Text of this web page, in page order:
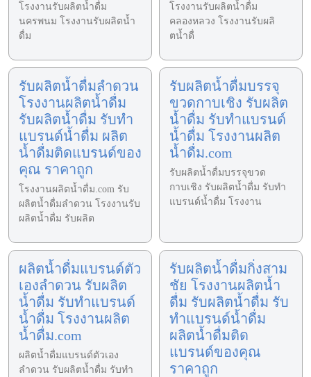
โรงงานรับผลิตน้ำดื่ม
นครพนม โรงงานรับผลิตน้ำ
ดื่ม
โรงงานรับผลิตน้ำดื่ม
คลองหลวง โรงงานรับผลิ
ตน้ำดื่
รับผลิตน้ำดื่มลำดวน
โรงงานผลิตน้ำดื่ม
รับผลิตน้ำดื่ม รับทำ
แบรนด์น้ำดื่ม ผลิต
น้ำดื่มติดแบรนด์ของ
คุณ ราคาถูก
โรงงานผลิตน้ำดื่ม.com รับ
ผลิตน้ำดื่มลำดวน โรงงานรับ
ผลิตน้ำดื่ม รับผลิต
รับผลิตน้ำดื่มบรรจุ
ขวดกาบเชิง รับผลิต
น้ำดื่ม รับทำแบรนด์
น้ำดื่ม โรงงานผลิต
น้ำดื่ม.com
รับผลิตน้ำดื่มบรรจุขวด
กาบเชิง รับผลิตน้ำดื่ม รับทำ
แบรนด์น้ำดื่ม โรงงาน
ผลิตน้ำดื่มแบรนด์ตัว
เองลำดวน รับผลิต
น้ำดื่ม รับทำแบรนด์
น้ำดื่ม โรงงานผลิต
น้ำดื่ม.com
ผลิตน้ำดื่มแบรนด์ตัวเอง
ลำดวน รับผลิตน้ำดื่ม รับทำ
รับผลิตน้ำดื่มกิ่งสาม
ชัย โรงงานผลิตน้ำ
ดื่ม รับผลิตน้ำดื่ม รับ
ทำแบรนด์น้ำดื่ม
ผลิตน้ำดื่มติด
แบรนด์ของคุณ
ราคาถูก